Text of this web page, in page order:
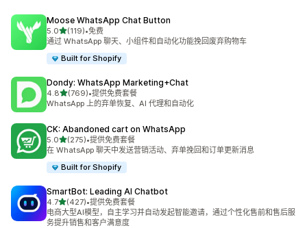
Moose WhatsApp Chat Button
5.0星（满分 5 星）
(119)
总共 119 条评论
•免费
通过 WhatsApp 聊天、小组件和自动化功能挽回废弃购物车
Built for Shopify
Dondy: WhatsApp Marketing+Chat
4.8星（满分 5 星）
(769)
总共 769 条评论
•提供免费套餐
WhatsApp 上的弃单恢复、AI 代理和自动化
CK: Abandoned cart on WhatsApp
5.0星（满分 5 星）
(275)
总共 275 条评论
•提供免费套餐
在 WhatsApp 聊天中发送营销活动、弃单挽回和订单更新消息
Built for Shopify
SmartBot: Leading AI Chatbot
4.7星（满分 5 星）
(427)
总共 427 条评论
•提供免费套餐
电商大型AI模型，自主学习并自动发起智能邀请，通过个性化售前和售后服
务提升销售和客户满意度